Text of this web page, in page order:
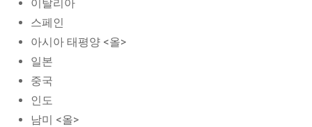
이탈리아
스페인
아시아 태평양 <올>
일본
중국
인도
남미 <올>